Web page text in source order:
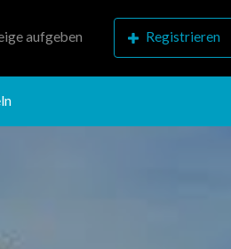
aufgeben Registrieren